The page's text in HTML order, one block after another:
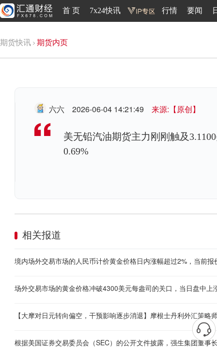
首 页 7x24快讯 行情 要闻
期货快讯 期货内页
六六 2026-06-04 14:21:49 来源:【原创】
美无铅汽油期货主力刚刚触及
0.69%
相关报道